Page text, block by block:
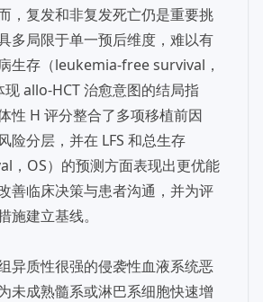
，复发和非复发死亡仍是重要挑
多局限于单一预后维度，难以有
生存（leukemia-free survival，
现 allo-HCT 治愈意图的结局指
性 H 评分整合了多项移植前因
险分层，并在 LFS 和总生存
，OS）的预测方面表现出更优能
善临床决策与患者沟通，并为评
施建立基线。
异质性很强的侵袭性血液系统恶
未成熟髓系或淋巴系细胞快速增